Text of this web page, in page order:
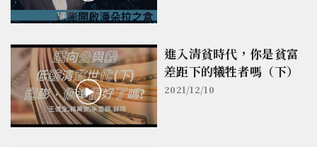
進入清貧時代，你是貧富
差距下的犧牲者嗎（下）
2021/12/10